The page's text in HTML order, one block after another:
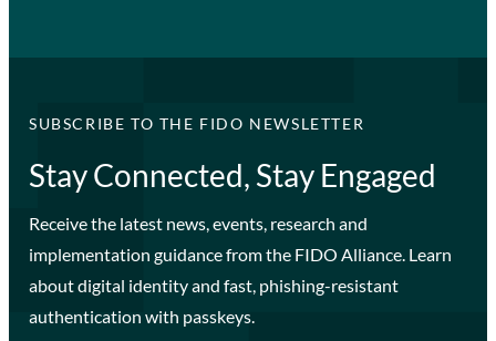
SUBSCRIBE TO THE FIDO NEWSLETTER
Stay Connected, Stay Engaged
Receive the latest news, events, research and
implementation guidance from the FIDO Alliance. Learn
about digital identity and fast, phishing-resistant
authentication with passkeys.